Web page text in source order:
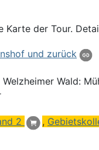
der Tour.
und zurück
Wald:
2 ,